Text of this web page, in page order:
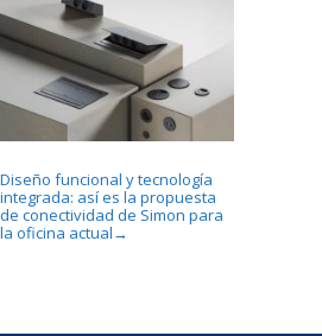
Diseño funcional y tecnología
integrada: así es la propuesta
de conectividad de Simon para
la oficina actual →